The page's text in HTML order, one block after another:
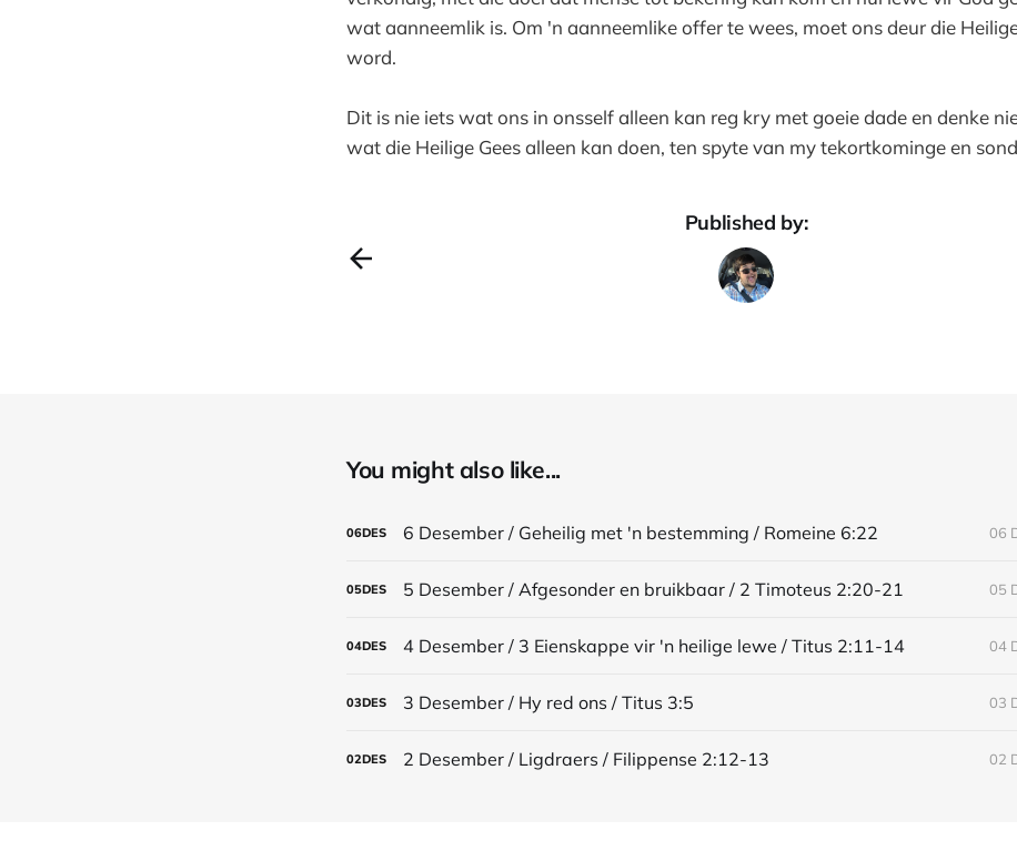
wat aanneemlik is. Om 'n aanneemlike offer te wees, moet ons deur die
word.
Dit is nie iets wat ons in onsself alleen kan reg kry met goeie dade en denke
wat die Heilige Gees alleen kan doen, ten spyte van my tekortkominge en
Published by:
You might also like...
06DES 6 Desember / Geheilig met 'n bestemming / Romeine 6:22 06
05DES 5 Desember / Afgesonder en bruikbaar / 2 Timoteus 2:20-21 05
04DES 4 Desember / 3 Eienskappe vir 'n heilige lewe / Titus 2:11-14 04
03DES 3 Desember / Hy red ons / Titus 3:5 03
02DES 2 Desember / Ligdraers / Filippense 2:12-13 02